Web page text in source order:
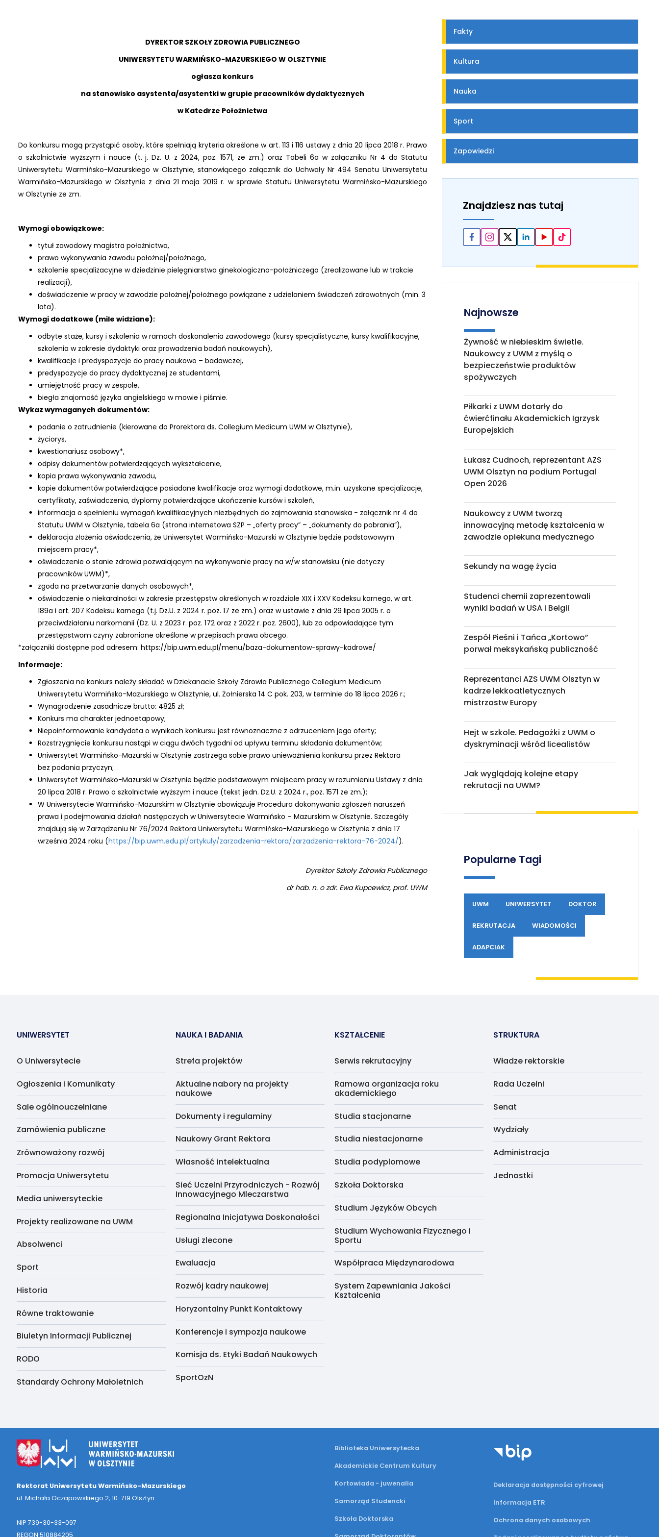
DYREKTOR SZKOŁY ZDROWIA PUBLICZNEGO
UNIWERSYTETU WARMIŃSKO-MAZURSKIEGO W OLSZTYNIE
ogłasza konkurs
na stanowisko asystenta/asystentki w grupie pracowników dydaktycznych
w Katedrze Położnictwa
Do konkursu mogą przystąpić osoby, które spełniają kryteria określone w art. 113 i 116 ustawy z dnia 20 lipca 2018 r. Prawo
o szkolnictwie wyższym i nauce (t. j. Dz. U. z 2024, poz. 1571, ze zm.) oraz Tabeli 6a w załączniku Nr 4 do Statutu
Uniwersytetu Warmińsko-Mazurskiego w Olsztynie, stanowiącego załącznik do Uchwały Nr 494 Senatu Uniwersytetu
Warmińsko-Mazurskiego w Olsztynie z dnia 21 maja 2019 r. w sprawie Statutu Uniwersytetu Warmińsko-Mazurskiego
w Olsztynie ze zm.
Wymogi obowiązkowe:
tytuł zawodowy magistra położnictwa,
prawo wykonywania zawodu położnej/położnego,
szkolenie specjalizacyjne w dziedzinie pielęgniarstwa ginekologiczno-położniczego (zrealizowane lub w trakcie
realizacji),
doświadczenie w pracy w zawodzie położnej/położnego powiązane z udzielaniem świadczeń zdrowotnych (min. 3
lata).
Wymogi dodatkowe (mile widziane):
odbyte staże, kursy i szkolenia w ramach doskonalenia zawodowego (kursy specjalistyczne, kursy kwalifikacyjne,
szkolenia w zakresie dydaktyki oraz prowadzenia badań naukowych),
kwalifikacje i predyspozycje do pracy naukowo – badawczej,
predyspozycje do pracy dydaktycznej ze studentami,
umiejętność pracy w zespole,
biegła znajomość języka angielskiego w mowie i piśmie.
Wykaz wymaganych dokumentów:
podanie o zatrudnienie (kierowane do Prorektora ds. Collegium Medicum UWM w Olsztynie),
życiorys,
kwestionariusz osobowy*,
odpisy dokumentów potwierdzających wykształcenie,
kopia prawa wykonywania zawodu,
kopie dokumentów potwierdzające posiadane kwalifikacje oraz wymogi dodatkowe, m.in. uzyskane specjalizacje,
certyfikaty, zaświadczenia, dyplomy potwierdzające ukończenie kursów i szkoleń,
informacja o spełnieniu wymagań kwalifikacyjnych niezbędnych do zajmowania stanowiska - załącznik nr 4 do
Statutu UWM w Olsztynie, tabela 6a (strona internetowa SZP – „oferty pracy” – „dokumenty do pobrania”),
deklaracja złożenia oświadczenia, że Uniwersytet Warmińsko-Mazurski w Olsztynie będzie podstawowym
miejscem pracy*,
oświadczenie o stanie zdrowia pozwalającym na wykonywanie pracy na w/w stanowisku (nie dotyczy
pracowników UWM)*,
zgoda na przetwarzanie danych osobowych*,
oświadczenie o niekaralności w zakresie przestępstw określonych w rozdziale XIX i XXV Kodeksu karnego, w art.
189a i art. 207 Kodeksu karnego (t.j. Dz.U. z 2024 r. poz. 17 ze zm.) oraz w ustawie z dnia 29 lipca 2005 r. o
przeciwdziałaniu narkomanii (Dz. U. z 2023 r. poz. 172 oraz z 2022 r. poz. 2600), lub za odpowiadające tym
przestępstwom czyny zabronione określone w przepisach prawa obcego.
*załączniki dostępne pod adresem: https://bip.uwm.edu.pl/menu/baza-dokumentow-sprawy-kadrowe/
Informacje:
Zgłoszenia na konkurs należy składać w Dziekanacie Szkoły Zdrowia Publicznego Collegium Medicum
Uniwersytetu Warmińsko-Mazurskiego w Olsztynie, ul. Żołnierska 14 C pok. 203, w terminie do 18 lipca 2026 r.;
Wynagrodzenie zasadnicze brutto: 4825 zł;
Konkurs ma charakter jednoetapowy;
Niepoinformowanie kandydata o wynikach konkursu jest równoznaczne z odrzuceniem jego oferty;
Rozstrzygnięcie konkursu nastąpi w ciągu dwóch tygodni od upływu terminu składania dokumentów;
Uniwersytet Warmińsko-Mazurski w Olsztynie zastrzega sobie prawo unieważnienia konkursu przez Rektora
bez podania przyczyn;
Uniwersytet Warmińsko-Mazurski w Olsztynie będzie podstawowym miejscem pracy w rozumieniu Ustawy z dnia
20 lipca 2018 r. Prawo o szkolnictwie wyższym i nauce (tekst jedn. Dz.U. z 2024 r., poz. 1571 ze zm.);
W Uniwersytecie Warmińsko-Mazurskim w Olsztynie obowiązuje Procedura dokonywania zgłoszeń naruszeń
prawa i podejmowania działań następczych w Uniwersytecie Warmińsko – Mazurskim w Olsztynie. Szczegóły
znajdują się w Zarządzeniu Nr 76/2024 Rektora Uniwersytetu Warmińsko-Mazurskiego w Olsztynie z dnia 17
września 2024 roku (https://bip.uwm.edu.pl/artykuly/zarzadzenia-rektora/zarzadzenia-rektora-76-2024/).
Dyrektor Szkoły Zdrowia Publicznego
dr hab. n. o zdr. Ewa Kupcewicz, prof. UWM
Fakty
Kultura
Nauka
Sport
Zapowiedzi
Znajdziesz nas tutaj
Najnowsze
Żywność w niebieskim świetle.
Naukowcy z UWM z myślą o
bezpieczeństwie produktów
spożywczych
Piłkarki z UWM dotarły do
ćwierćfinału Akademickich Igrzysk
Europejskich
Łukasz Cudnoch, reprezentant AZS
UWM Olsztyn na podium Portugal
Open 2026
Naukowcy z UWM tworzą
innowacyjną metodę kształcenia w
zawodzie opiekuna medycznego
Sekundy na wagę życia
Studenci chemii zaprezentowali
wyniki badań w USA i Belgii
Zespół Pieśni i Tańca „Kortowo”
porwał meksykańską publiczność
Reprezentanci AZS UWM Olsztyn w
kadrze lekkoatletycznych
mistrzostw Europy
Hejt w szkole. Pedagożki z UWM o
dyskryminacji wśród licealistów
Jak wyglądają kolejne etapy
rekrutacji na UWM?
Popularne Tagi
UWM UNIWERSYTET DOKTOR
REKRUTACJA WIADOMOŚCI
ADAPCIAK
UNIWERSYTET
O Uniwersytecie
Ogłoszenia i Komunikaty
Sale ogólnouczelniane
Zamówienia publiczne
Zrównoważony rozwój
Promocja Uniwersytetu
Media uniwersyteckie
Projekty realizowane na UWM
Absolwenci
Sport
Historia
Równe traktowanie
Biuletyn Informacji Publicznej
RODO
Standardy Ochrony Małoletnich
NAUKA I BADANIA
Strefa projektów
Aktualne nabory na projekty
naukowe
Dokumenty i regulaminy
Naukowy Grant Rektora
Własność intelektualna
Sieć Uczelni Przyrodniczych - Rozwój
Innowacyjnego Mleczarstwa
Regionalna Inicjatywa Doskonałości
Usługi zlecone
Ewaluacja
Rozwój kadry naukowej
Horyzontalny Punkt Kontaktowy
Konferencje i sympozja naukowe
Komisja ds. Etyki Badań Naukowych
SportOzN
KSZTAŁCENIE
Serwis rekrutacyjny
Ramowa organizacja roku
akademickiego
Studia stacjonarne
Studia niestacjonarne
Studia podyplomowe
Szkoła Doktorska
Studium Języków Obcych
Studium Wychowania Fizycznego i
Sportu
Współpraca Międzynarodowa
System Zapewniania Jakości
Kształcenia
STRUKTURA
Władze rektorskie
Rada Uczelni
Senat
Wydziały
Administracja
Jednostki
Rektorat Uniwersytetu Warmińsko-Mazurskiego
ul. Michała Oczapowskiego 2, 10-719 Olsztyn
NIP 739-30-33-097
REGON 510884205
Biblioteka Uniwersytecka
Akademickie Centrum Kultury
Kortowiada - juwenalia
Samorząd Studencki
Szkoła Doktorska
Deklaracja dostępności cyfrowej
Informacja ETR
Ochrona danych osobowych